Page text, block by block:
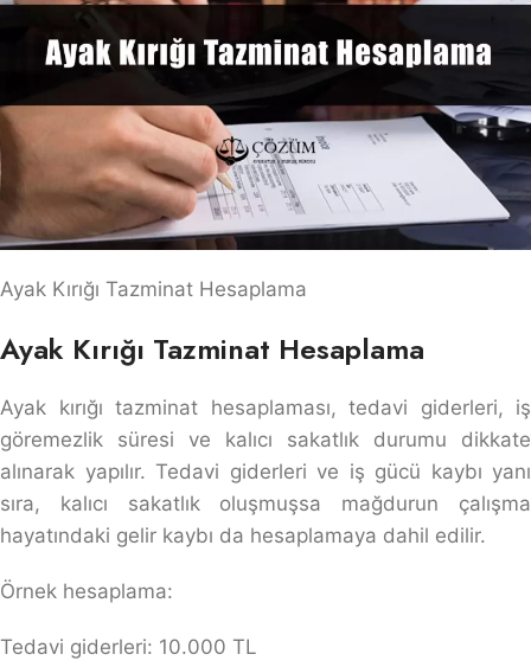
Ayak Kırığı Tazminat Hesaplama
Ayak Kırığı Tazminat Hesaplama
Ayak kırığı tazminat hesaplaması, tedavi giderleri, iş
göremezlik süresi ve kalıcı sakatlık durumu dikkate
alınarak yapılır. Tedavi giderleri ve iş gücü kaybı yanı
sıra, kalıcı sakatlık oluşmuşsa mağdurun çalışma
hayatındaki gelir kaybı da hesaplamaya dahil edilir.
Örnek hesaplama:
Tedavi giderleri: 10.000 TL